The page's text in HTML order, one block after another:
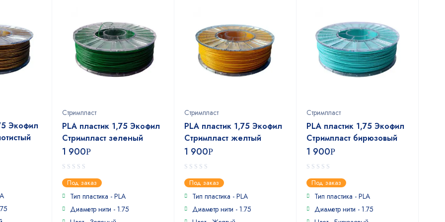
Экофил
Стримпласт
PLA пластик 1,75 Экофил
Стримпласт зеленый
1 900Р
0
out
of
Под заказ
Тип пластика - PLA
Диаметр нити - 1.75
Стримпласт
PLA пластик 1,75 Экофил
Стримпласт желтый
1 900Р
0
out
of
Под заказ
Тип пластика - PLA
Диаметр нити - 1.75
Стримпласт
PLA пластик 1,75 Экофил
Стримпласт бирюзовый
1 900Р
0
out
of
Под заказ
Тип пластика - PLA
Диаметр нити - 1.75